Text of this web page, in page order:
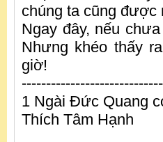
chúng ta cũng được
Ngay đây, nếu
Nhưng khéo thấy
giờ!
1 Ngài Đức Quang
Thích Tâm Hạnh